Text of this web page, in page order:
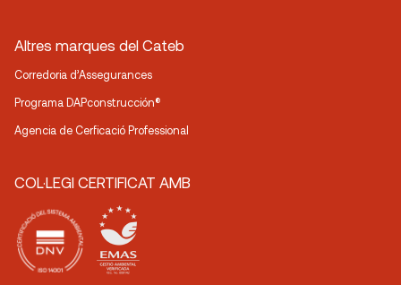
Altres marques del Cateb
Corredoria d’Assegurances
Programa DAPconstrucción®
Agencia de Cerficació Professional
COL·LEGI CERTIFICAT AMB